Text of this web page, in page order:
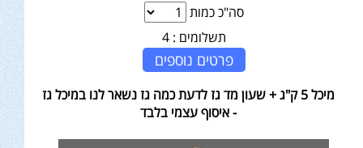
סה"כ כמות
תשלומים : 4
פרטים נוספים
מיכל 5 ק"ג + שעון מד גז לדעת כמה גז נשאר לנו במיכל גז
- איסוף עצמי בלבד